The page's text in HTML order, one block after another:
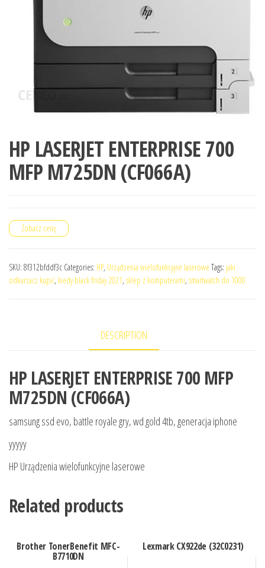
HP LASERJET ENTERPRISE 700
MFP M725DN (CF066A)
Zobacz cenę
SKU: 8f312bfddf3c Categories: HP, Urządzenia wielofunkcyjne laserowe Tags: jaki
odkurzacz kupić, kiedy black friday 2021, sklep z komputerami, smartwatch do 1000
DESCRIPTION
HP LASERJET ENTERPRISE 700 MFP
M725DN (CF066A)
samsung ssd evo, battle royale gry, wd gold 4tb, generacja iphone
yyyyy
HP Urządzenia wielofunkcyjne laserowe
Related products
Brother TonerBenefit MFC-
B7710DN
Lexmark CX922de (32C0231)